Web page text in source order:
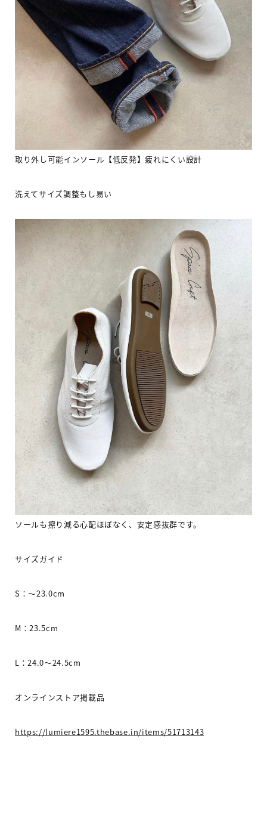
取り外し可能インソール【低反発】疲れにくい設計
洗えてサイズ調整もし易い
ソールも擦り減る心配ほぼなく、安定感抜群です。
サイズガイド
S ：〜23.0cm
M ：23.5cm
L ：24.0〜24.5cm
オンラインストア掲載品
https://lumiere1595.thebase.in/items/51713143